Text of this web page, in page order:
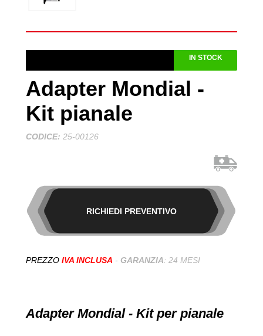
IN STOCK
Adapter Mondial -
Kit pianale
CODICE: 25-00126
RICHIEDI PREVENTIVO
PREZZO IVA INCLUSA - GARANZIA: 24 MESI
Adapter Mondial - Kit per pianale